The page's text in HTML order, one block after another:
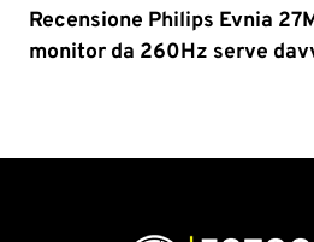
Recensione Philips Evnia
monitor da 260Hz serve